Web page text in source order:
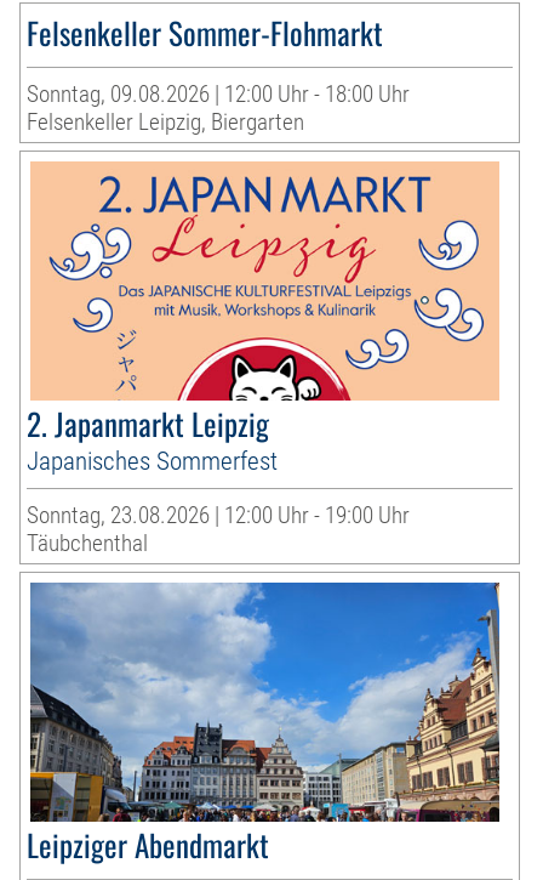
Felsenkeller Sommer-Flohmarkt
Sonntag, 09.08.2026 | 12:00 Uhr - 18:00 Uhr
Felsenkeller Leipzig, Biergarten
2. Japanmarkt Leipzig
Japanisches Sommerfest
Sonntag, 23.08.2026 | 12:00 Uhr - 19:00 Uhr
Täubchenthal
Leipziger Abendmarkt